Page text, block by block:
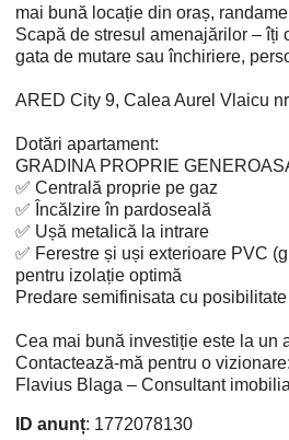
mai bună locație din oraș,
Scapă de stresul amenajărilor – îți
gata de mutare sau închiriere,
ARED City 9, Calea Aurel Vlaicu
Dotări apartament:
GRADINA PROPRIE
✅ Centrală proprie pe gaz
✅ Încălzire în pardoseală
✅ Ușă metalică la intrare
✅ Ferestre și uși exterioare PVC
pentru izolație optimă
Predare semifinisata cu
Cea mai bună investiție este la un
Contactează-mă pentru o
Flavius Blaga – Consultant
ID anunț: 1772078130